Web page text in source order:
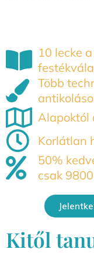
10 lecke
Több
Alapoktól
Korlátlan
50%
csak
Kitől